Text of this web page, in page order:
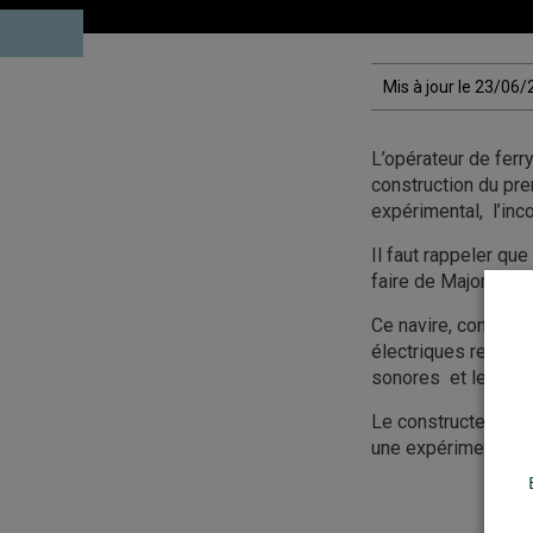
Mis à jour le 23/06/
L’opérateur de
construction du
expérimental,
Il faut rappeler
faire de Majorque
Ce navire,
électriques
sonores et les
Le constructeur va
une